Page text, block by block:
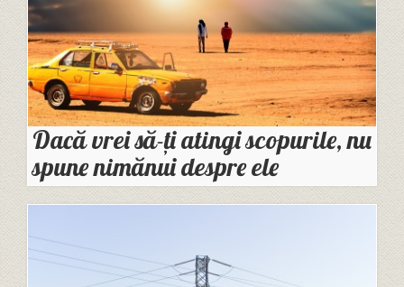
Dacă vrei să-ți atingi scopurile, nu
spune nimănui despre ele